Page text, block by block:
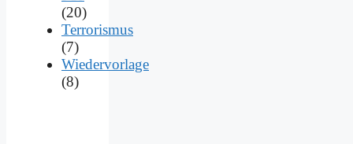
(20)
Terrorismus
(7)
Wiedervorlage
(8)